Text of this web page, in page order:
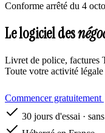
Conforme arrêté du 4
Le logiciel des
Livret de police, factures
Toute votre activité
Commencer gratuitement
30 jours d'essai ·